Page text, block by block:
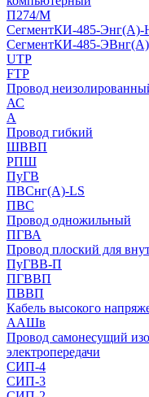
П274/М
СегментКИ-485-Энг(А)-
СегментКИ-485-
UTP
FTP
Провод
АС
А
Провод гибкий
ШВВП
РПШ
ПуГВ
ПВСнг(А)-LS
ПВС
Провод одножильный
ПГВА
Провод плоский для
ПуГВВ-П
ПГВВП
ПВВП
Кабель высокого
ААШв
Провод самонесущий
электропередачи
СИП-4
СИП-3